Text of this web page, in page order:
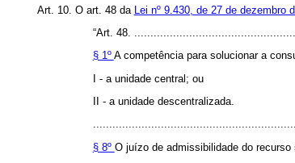
Art. 10. O art. 48 da
Lei nº 9.430, de 27 de dezembro
“Art. 48.
§ 1º A competência para solucionar a
I - a unidade central; ou
II - a unidade descentralizada.
§ 8º O juízo de admissibilidade do recurso